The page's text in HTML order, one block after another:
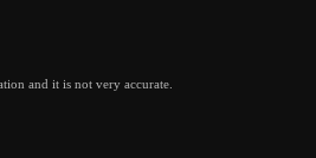
and it is not very accurate.